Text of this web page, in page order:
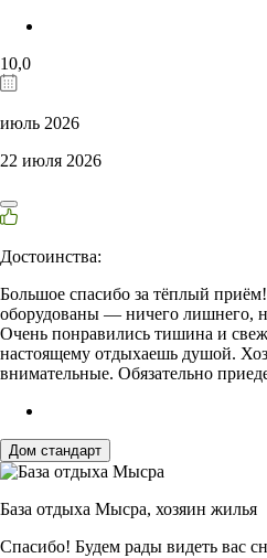
10,0
июль 2026
22 июля 2026
Достоинства:
Большое спасибо за тёплый
оборудованы — ничего лишнего,
Очень понравились тишина и
настоящему отдыхаешь душой.
внимательные. Обязательно
Дом стандарт
База отдыха Мысра, хозяин жилья
Спасибо! Будем рады видеть вас